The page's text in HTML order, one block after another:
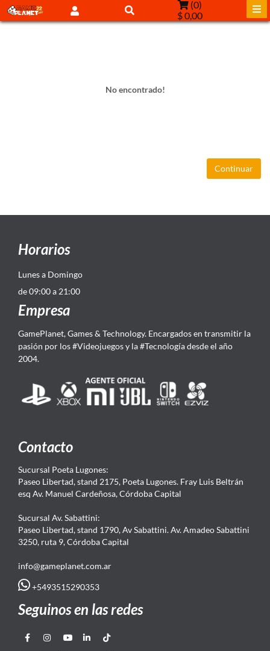
(0)
$ 0,00
No encontrado!
Continuar
Horarios
Lunes a Domingo
de 09:00 a 21:00
Empresa
GamePlanet, Games & Technology. Encargados en transmitir la
pasión por los #Videojuegos y la #Tecnología desde el año
2004.
Contacto
Sucursal Poeta Lugones:
Paseo Libertad, stand 2175, Poeta Lugones. Fray Luis Beltrán
esq Av. Manuel Cardeñosa, Córdoba Capital
Sucursal Av. Sabattini:
Paseo Libertad, stand 1790, Av Sabattini. Av. Amadeo Sabattini
3250, ruta 9, Córdoba Capital
info@gameplanet.com.ar
+5493515290353
Seguinos en las redes